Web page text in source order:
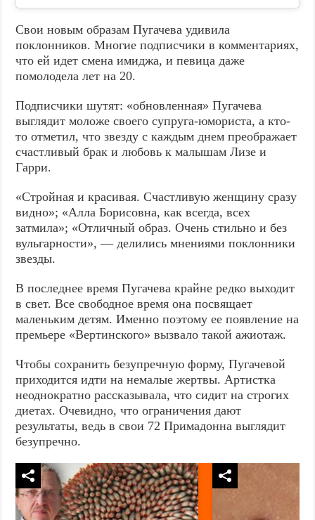
Свои новым образам Пугачева удивила
поклонников. Многие подписчики в комментариях,
что ей идет смена имиджа, и певица даже
помолодела лет на 20.
Подписчики шутят: «обновленная» Пугачева
выглядит моложе своего супруга-юмориста, а кто-
то отметил, что звезду с каждым днем преображает
счастливый брак и любовь к малышам Лизе и
Гарри.
«Стройная и красивая. Счастливую женщину сразу
видно»; «Алла Борисовна, как всегда, всех
затмила»; «Отличный образ. Очень стильно и без
вульгарности», — делились мнениями поклонники
звезды.
В последнее время Пугачева крайне редко выходит
в свет. Все свободное время она посвящает
маленьким детям. Именно поэтому ее появление на
премьере «Вертинского» вызвало такой ажиотаж.
Чтобы сохранить безупречную форму, Пугачевой
приходится идти на немалые жертвы. Артистка
неоднократно рассказывала, что сидит на строгих
диетах. Очевидно, что ограничения дают
результаты, ведь в свои 72 Примадонна выглядит
безупречно.